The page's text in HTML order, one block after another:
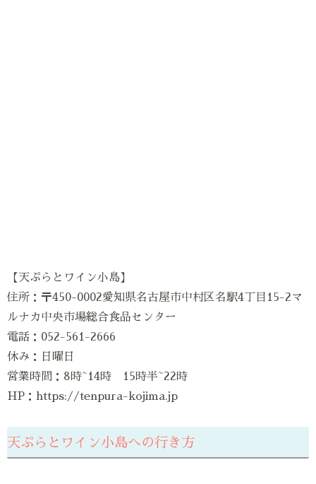
【天ぷらとワイン小島】
住所：〒450-0002愛知県名古屋市中村区名駅4丁目15-2マ
ルナカ中央市場総合食品センター
電話：052-561-2666
休み：日曜日
営業時間：8時~14時 15時半~22時
HP：https://tenpura-kojima.jp
天ぷらとワイン小島への行き方